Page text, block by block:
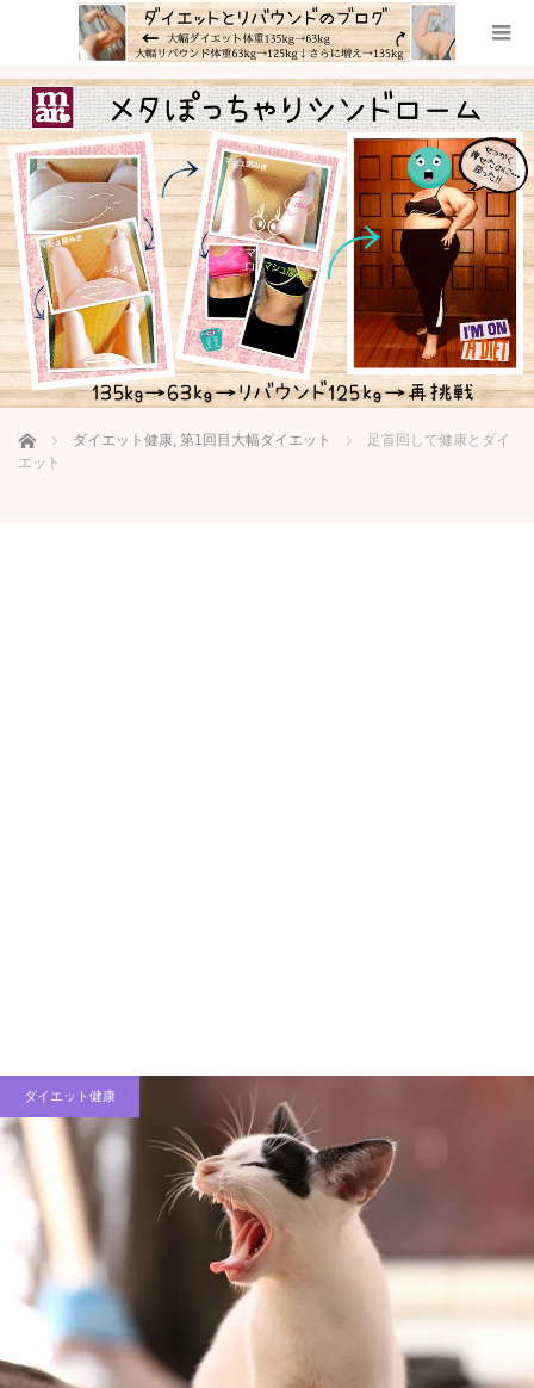
ホーム ダイエット健康, 第1回目大幅ダイエット
足首回しで健康とダイ
エット
ダイエット健康